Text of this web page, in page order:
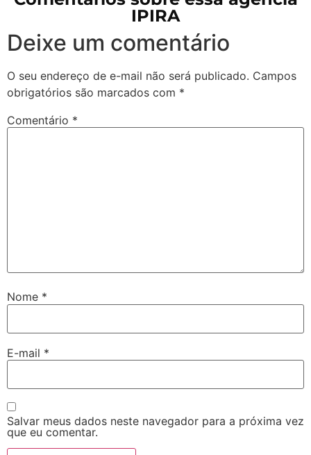
IPIRA
Deixe um comentário
O seu endereço de e-mail não será publicado. Campos
obrigatórios são marcados com *
Comentário *
Nome *
E-mail *
Salvar meus dados neste navegador para a próxima vez
que eu comentar.